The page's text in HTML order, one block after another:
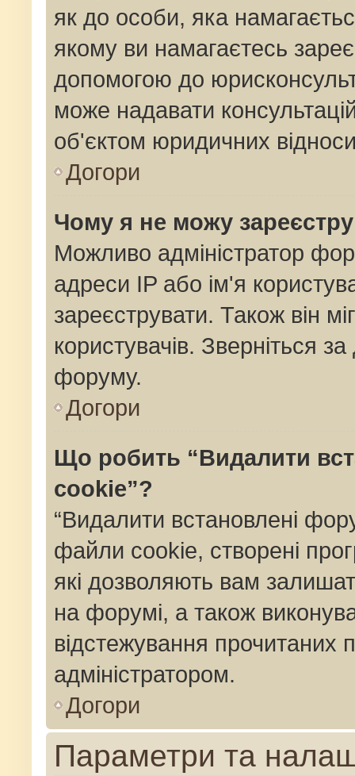
як до особи, яка
якому ви намагаєтесь
допомогою до
може надавати
об'єктом юридичних
Догори
Чому я не можу
Можливо адміністратор
адреси IP або ім'я
зареєструвати. Також він
користувачів. Зверніться
форуму.
Догори
Що робить “Видалити
cookie”?
“Видалити встановлені
файли cookie, створені
які дозволяють вам
на форумі, а також
відстежування прочитаних
адміністратором.
Догори
Параметри та